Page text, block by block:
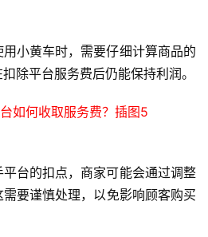
用小黄车时，需要仔细计算商品的
除平台服务费后仍能保持利润。
平台的扣点，商家可能会通过调整
要谨慎处理，以免影响顾客购买